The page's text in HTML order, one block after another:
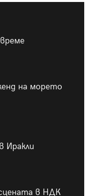
на морето
Иракли
в НДК